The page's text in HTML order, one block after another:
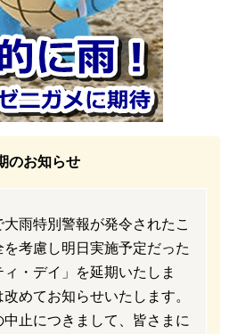
のお知らせ
大雨特別警報が発令されたこ
考慮し明日実施予定だった
・デイ」を延期いたしま
めてお知らせいたします。
止につきまして、皆さまに